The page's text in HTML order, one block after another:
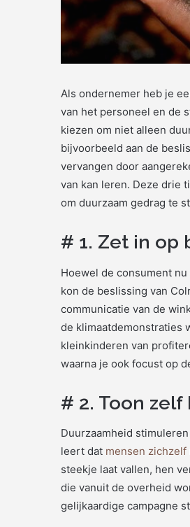
Als ondernemer heb je
van het personeel en de
kiezen om niet alleen
bijvoorbeeld aan de
vervangen door
van kan leren. Deze drie
om duurzaam gedrag te
# 1. Zet in op
Hoewel de consument
kon de beslissing van
communicatie van de
de klimaatdemonstraties
kleinkinderen van
waarna je ook focust op
# 2. Toon
Duurzaamheid
leert dat mensen
steekje laat vallen, hen
die vanuit de overheid
gelijkaardige campagne